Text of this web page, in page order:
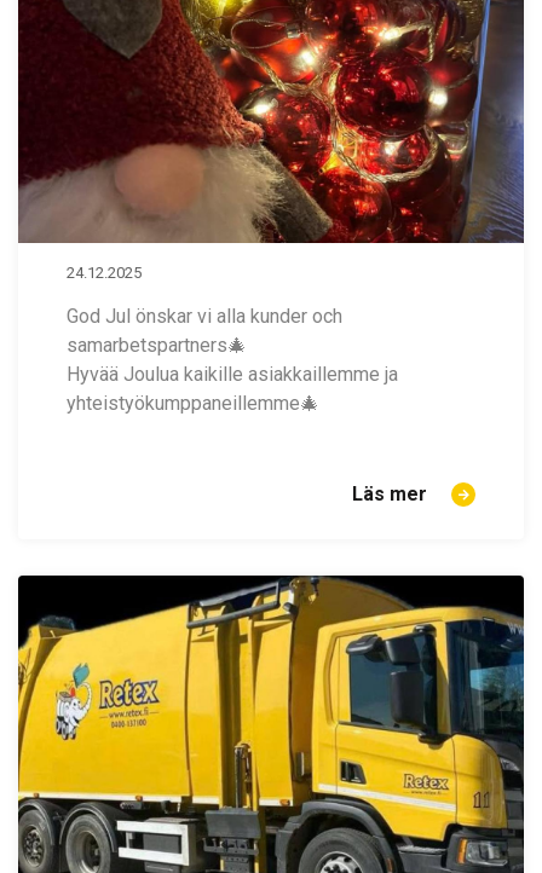
24.12.2025
God Jul önskar vi alla kunder och
samarbetspartners🎄
Hyvää Joulua kaikille asiakkaillemme ja
yhteistyökumppaneillemme🎄
Läs mer